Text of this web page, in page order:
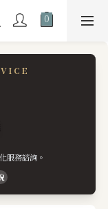
服務諮詢。